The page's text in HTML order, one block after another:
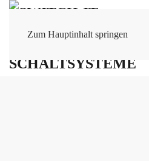
Zum Hauptinhalt springen